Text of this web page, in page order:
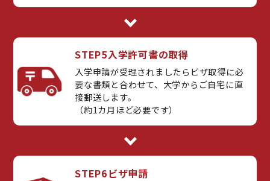
STEP5入学許可書の取得
入学申請が受理されましたらビザ取得に必
要な書類と合わせて、大学からご自宅に直
接郵送します。
（約1カ月ほど必要です）
STEP6ビザ申請